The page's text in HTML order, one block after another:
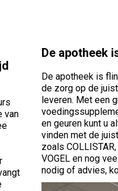
van
De apotheek
De apotheek is
de zorg op de
leveren. Met een
en geuren kunt u
vinden met de
zoals COLLISTAR,
VOGEL en nog
nodig of advies,